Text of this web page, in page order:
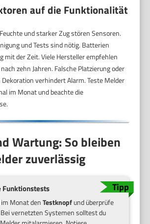
auf die Funktionalität
und starker Zug stören Sensoren.
und Tests sind nötig. Batterien
mit der Zeit. Viele Hersteller empfehlen
zehn Jahren. Falsche Platzierung oder
Dekoration verhindert Alarm. Teste Melder
im Monat und beachte die
Wartung: So bleiben
zuverlässig
Funktionstests
im Monat denTestknopfund überprüfe
vernetzten Systemen solltest du